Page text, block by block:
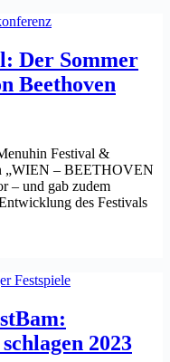
Der Sommer
Beethoven
Festival &
„WIEN – BEETHOVEN
– und gab zudem
des Festivals
Festspiele
2023